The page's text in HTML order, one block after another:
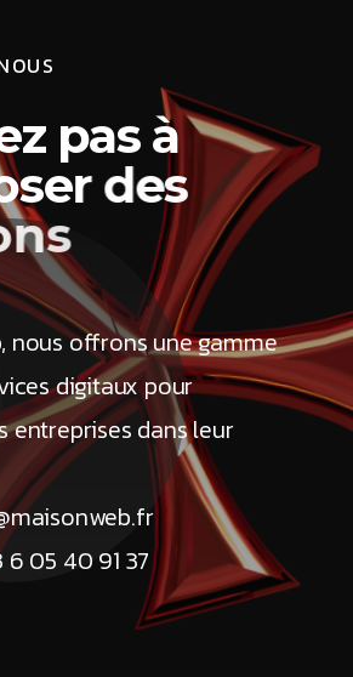
OUS
z pas à
ser des
ns
nous offrons une gamme
digitaux pour
entreprises dans leur
6 05 40 91 37